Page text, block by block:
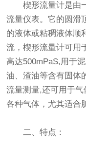
楔形流量计是由一
流量仪表。它的圆滑
的液体或粘稠液体顺
流，楔形流量计可用
高达500mPaS,用于
油、渣油等含有固体
流量测量,还可用于
各种气体，尤其适合
二、特点：